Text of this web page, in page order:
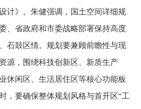
计》。朱健强调，国土空间详细规
、省政府和市委战略部署保持高度
石鼓区情。规划要兼顾前瞻性与现
源，围绕科技创新区、新质生产
休闲区、生活居住区等核心功能板
，要确保整体规划风格与首开区“工